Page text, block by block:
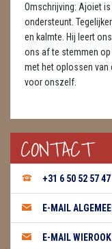
GESLEPEN STENEN
HANGERS
HARTEN
LAMPEN
MASSAGE
METEORIETEN
Omschrijving: Ajoiet
ondersteunt.
en kalmte. Hij leert
ons af te stemmen op
met het oplossen van
voor onszelf.
CONTACT
+31 6 50 52 57 47
E-MAIL
E-MAIL WIEROOK